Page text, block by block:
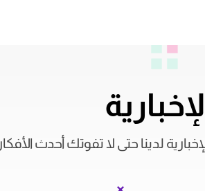
لدينا حتى لا تفوتك أحدث الأفكار